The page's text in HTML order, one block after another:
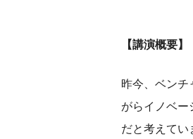
【講演概要】
昨今、ベン
がらイノベ
だと考えてい